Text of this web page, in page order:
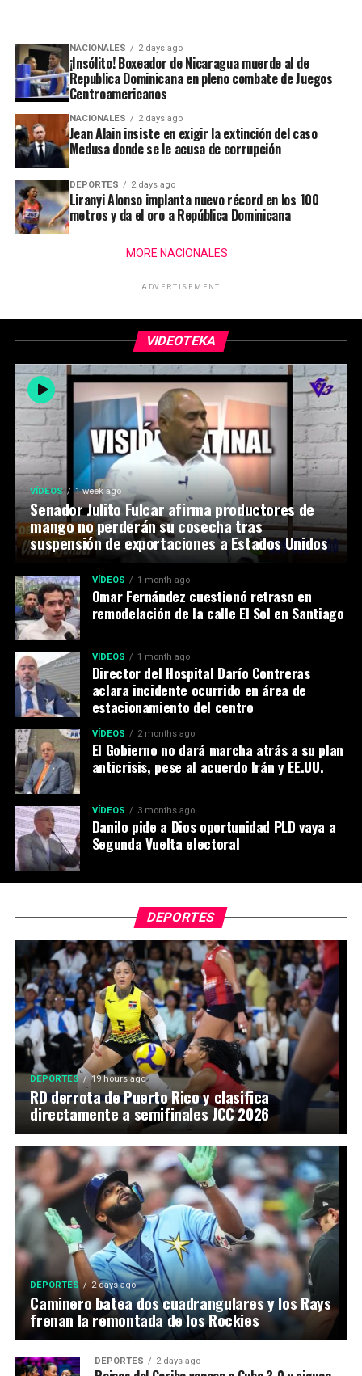
NACIONALES 2 days ago
¡Insólito! Boxeador de Nicaragua muerde al de
Republica Dominicana en pleno combate de Juegos
Centroamericanos
NACIONALES 2 days ago
Jean Alain insiste en exigir la extinción del caso
Medusa donde se le acusa de corrupción
DEPORTES 2 days ago
Liranyi Alonso implanta nuevo récord en los 100
metros y da el oro a República Dominicana
MORE NACIONALES
ADVERTISEMENT
VIDEOTEKA
VÍDEOS 1 week ago
Senador Julito Fulcar afirma productores de
mango no perderán su cosecha tras
suspensión de exportaciones a Estados Unidos
VÍDEOS 1 month ago
Omar Fernández cuestionó retraso en
remodelación de la calle El Sol en Santiago
VÍDEOS 1 month ago
Director del Hospital Darío Contreras
aclara incidente ocurrido en área de
estacionamiento del centro
VÍDEOS 2 months ago
El Gobierno no dará marcha atrás a su plan
anticrisis, pese al acuerdo Irán y EE.UU.
VÍDEOS 3 months ago
Danilo pide a Dios oportunidad PLD vaya a
Segunda Vuelta electoral
DEPORTES
DEPORTES 19 hours ago
RD derrota de Puerto Rico y clasifica
directamente a semifinales JCC 2026
DEPORTES 2 days ago
Caminero batea dos cuadrangulares y los Rays
frenan la remontada de los Rockies
DEPORTES 2 days ago